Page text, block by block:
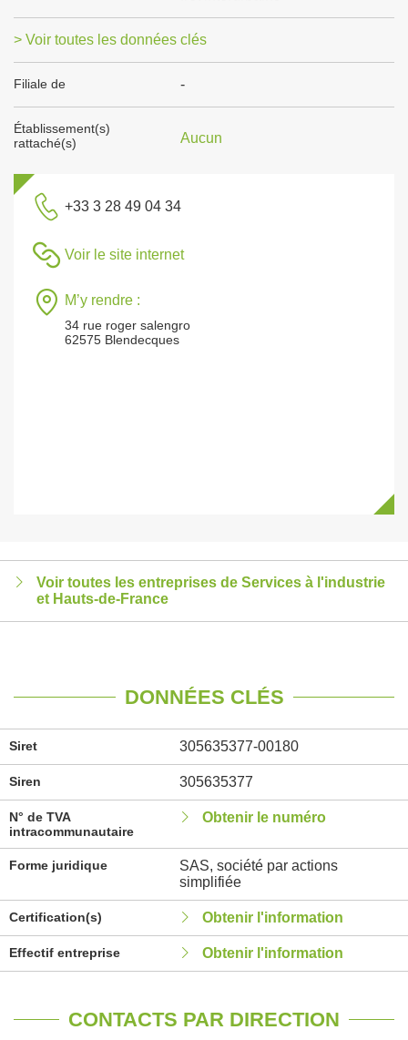
> Voir toutes les données clés
Filiale de -
Établissement(s)
rattaché(s)
Aucun
+33 3 28 49 04 34
Voir le site internet
M’y rendre :
34 rue roger salengro
62575 Blendecques
Voir toutes les entreprises de Services à l'industrie
et Hauts-de-France
DONNÉES CLÉS
Siret 305635377-00180
Siren 305635377
N° de TVA
intracommunautaire
Obtenir le numéro
Forme juridique
SAS, société par actions
simplifiée
Certification(s) Obtenir l'information
Effectif entreprise Obtenir l'information
CONTACTS PAR DIRECTION